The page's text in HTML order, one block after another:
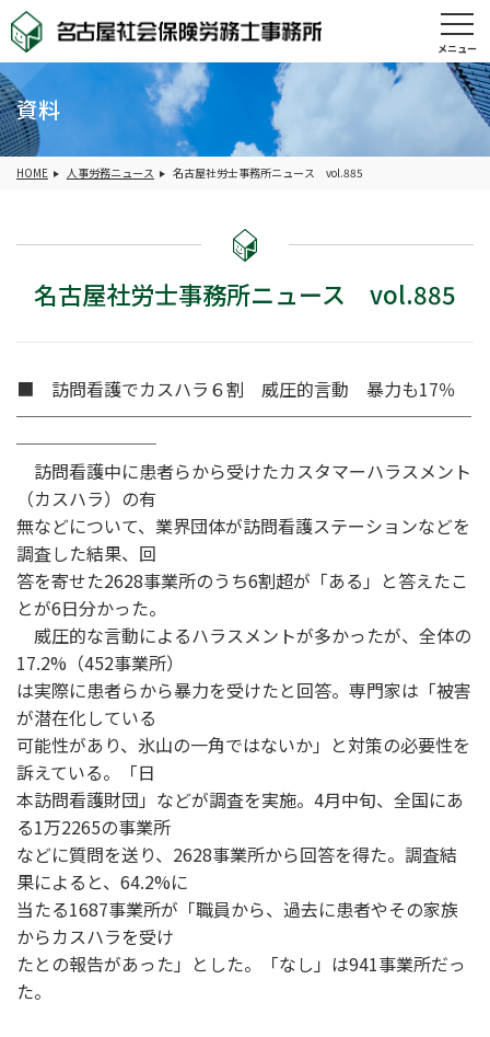
メニュー
資料
HOME 人事労務ニュース 名古屋社労士事務所ニュース vol.885
名古屋社労士事務所ニュース vol.885
■ 訪問看護でカスハラ６割 威圧的言動 暴力も17％
──────────────────────────
────────
訪問看護中に患者らから受けたカスタマーハラスメント
（カスハラ）の有
無などについて、業界団体が訪問看護ステーションなどを
調査した結果、回
答を寄せた2628事業所のうち6割超が「ある」と答えたこ
とが6日分かった。
威圧的な言動によるハラスメントが多かったが、全体の
17.2%（452事業所）
は実際に患者らから暴力を受けたと回答。専門家は「被害
が潜在化している
可能性があり、氷山の一角ではないか」と対策の必要性を
訴えている。「日
本訪問看護財団」などが調査を実施。4月中旬、全国にあ
る1万2265の事業所
などに質問を送り、2628事業所から回答を得た。調査結
果によると、64.2%に
当たる1687事業所が「職員から、過去に患者やその家族
からカスハラを受け
たとの報告があった」とした。「なし」は941事業所だっ
た。